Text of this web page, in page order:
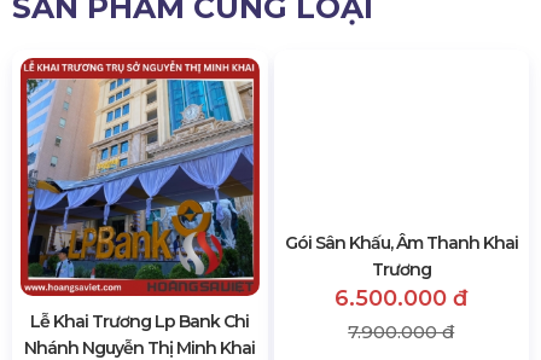
Lễ Khai Trương Lp Bank Chi
Nhánh Nguyễn Thị Minh Khai
Gói Sân Khấu, Âm Thanh Khai